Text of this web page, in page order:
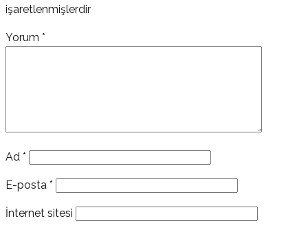
işaretlenmişlerdir
Yorum *
Ad *
E-posta *
İnternet sitesi